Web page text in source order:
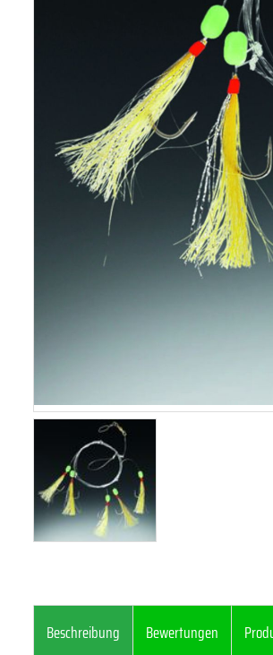
Beschreibung Bewertungen